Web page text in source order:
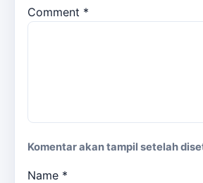
Comment *
Komentar akan tampil setelah
Name *